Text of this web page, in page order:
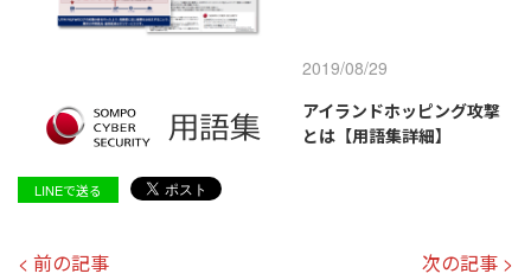
2019/08/29
アイランドホッピング攻撃
とは【用語集詳細】
LINEで送る
< 前の記事 次の記事 >